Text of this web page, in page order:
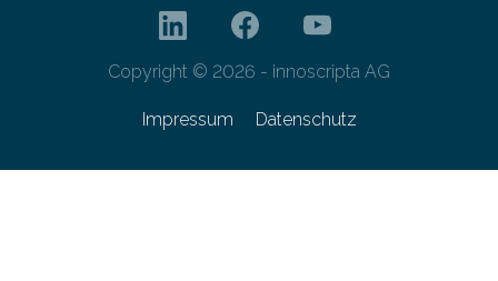
Copyright © 2026 - innoscripta AG
Impressum Datenschutz